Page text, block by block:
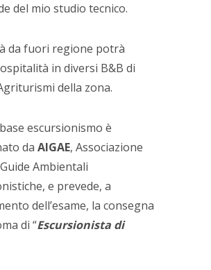
del mio studio tecnico.
da fuori regione potrà
in diversi B&B di
della zona.
escursionismo è
da AIGAE, Associazione
Ambientali
e prevede, a
dell’esame, la consegna
di “Escursionista di